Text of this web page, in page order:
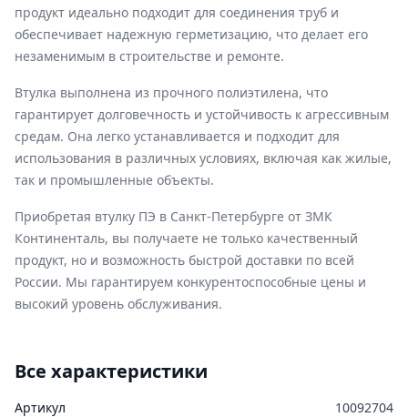
продукт идеально подходит для соединения труб и
обеспечивает надежную герметизацию, что делает его
незаменимым в строительстве и ремонте.
Втулка выполнена из прочного полиэтилена, что
гарантирует долговечность и устойчивость к агрессивным
средам. Она легко устанавливается и подходит для
использования в различных условиях, включая как жилые,
так и промышленные объекты.
Приобретая втулку ПЭ в Санкт-Петербурге от ЗМК
Континенталь, вы получаете не только качественный
продукт, но и возможность быстрой доставки по всей
России. Мы гарантируем конкурентоспособные цены и
высокий уровень обслуживания.
Все характеристики
Артикул 10092704